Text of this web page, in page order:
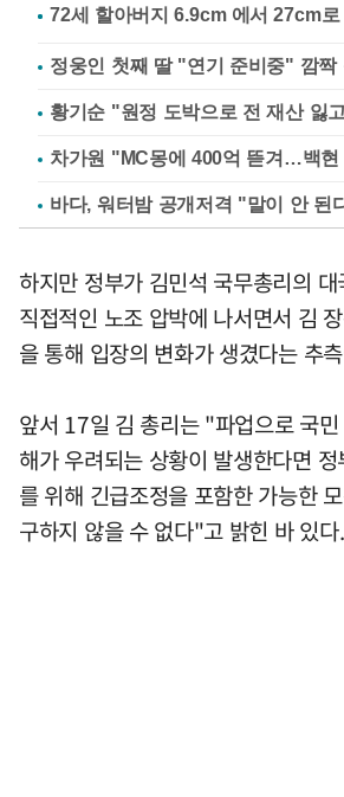
정웅인 첫째 딸 "연기 준비중" 깜짝
황기순 "원정 도박으로 전 재산 잃
바다, 워터밤 공개저격 "말이 안 된
하지만 정부가 김민석 국무총리의
직접적인 노조 압박에 나서면서 김
을 통해 입장의 변화가 생겼다는 추
앞서 17일 김 총리는 "파업으로 국
해가 우려되는 상황이 발생한다면
를 위해 긴급조정을 포함한 가능한
구하지 않을 수 없다"고 밝힌 바 있다.